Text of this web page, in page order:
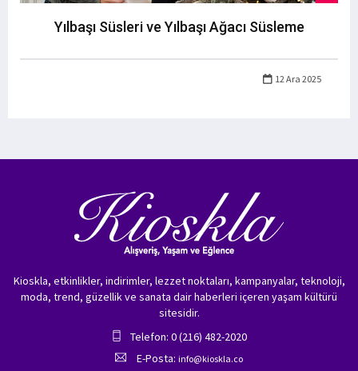
Yılbaşı Süsleri ve Yılbaşı Ağacı Süsleme
12 Ara 2025
Kioskla, etkinlikler, indirimler, lezzet noktaları, kampanyalar, teknoloji,
moda, trend, güzellik ve sanata dair haberleri içeren yaşam kültürü
sitesidir.
Telefon: 0 (216) 482-2020
E-Posta: info@kioskla.co